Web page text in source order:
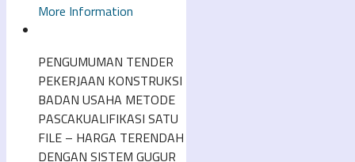
More Information
PENGUMUMAN TENDER
PEKERJAAN KONSTRUKSI
BADAN USAHA METODE
PASCAKUALIFIKASI SATU
FILE – HARGA TERENDAH
DENGAN SISTEM GUGUR